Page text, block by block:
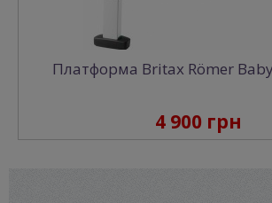
Платформа Britax Römer
4 900 грн